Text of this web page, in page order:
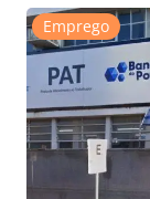
Emprego